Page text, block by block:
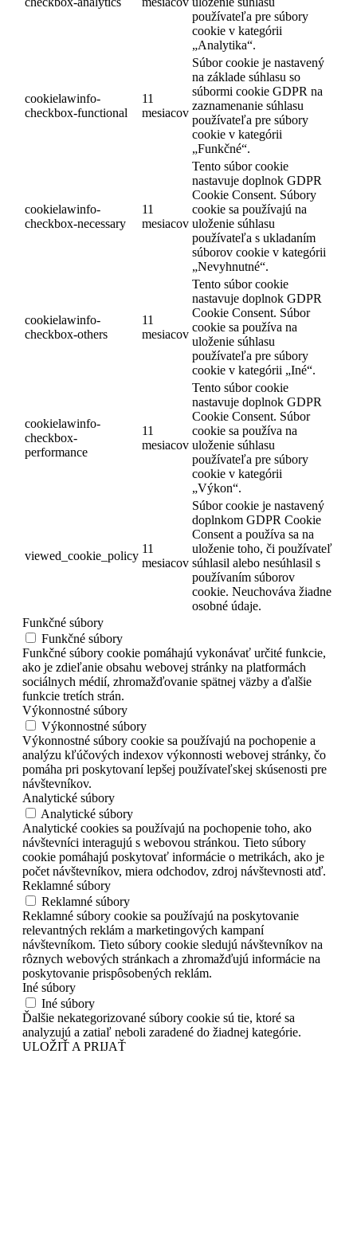
používateľa pre súbory
cookie v kategórii
„Analytika“.
cookielawinfo-
checkbox-functional
11
mesiacov
Súbor cookie je nastavený
na základe súhlasu so
súbormi cookie GDPR na
zaznamenanie súhlasu
používateľa pre súbory
cookie v kategórii
„Funkčné“.
cookielawinfo-
checkbox-necessary
11
mesiacov
Tento súbor cookie
nastavuje doplnok GDPR
Cookie Consent. Súbory
cookie sa používajú na
uloženie súhlasu
používateľa s ukladaním
súborov cookie v kategórii
„Nevyhnutné“.
cookielawinfo-
checkbox-others
11
mesiacov
Tento súbor cookie
nastavuje doplnok GDPR
Cookie Consent. Súbor
cookie sa používa na
uloženie súhlasu
používateľa pre súbory
cookie v kategórii „Iné“.
cookielawinfo-
checkbox-
performance
11
mesiacov
Tento súbor cookie
nastavuje doplnok GDPR
Cookie Consent. Súbor
cookie sa používa na
uloženie súhlasu
používateľa pre súbory
cookie v kategórii
„Výkon“.
viewed_cookie_policy
11
mesiacov
Súbor cookie je nastavený
doplnkom GDPR Cookie
Consent a používa sa na
uloženie toho, či používateľ
súhlasil alebo nesúhlasil s
používaním súborov
cookie. Neuchováva žiadne
osobné údaje.
Funkčné súbory
Funkčné súbory
Funkčné súbory cookie pomáhajú vykonávať určité funkcie,
ako je zdieľanie obsahu webovej stránky na platformách
sociálnych médií, zhromažďovanie spätnej väzby a ďalšie
funkcie tretích strán.
Výkonnostné súbory
Výkonnostné súbory
Výkonnostné súbory cookie sa používajú na pochopenie a
analýzu kľúčových indexov výkonnosti webovej stránky, čo
pomáha pri poskytovaní lepšej používateľskej skúsenosti pre
návštevníkov.
Analytické súbory
Analytické súbory
Analytické cookies sa používajú na pochopenie toho, ako
návštevníci interagujú s webovou stránkou. Tieto súbory
cookie pomáhajú poskytovať informácie o metrikách, ako je
počet návštevníkov, miera odchodov, zdroj návštevnosti atď.
Reklamné súbory
Reklamné súbory
Reklamné súbory cookie sa používajú na poskytovanie
relevantných reklám a marketingových kampaní
návštevníkom. Tieto súbory cookie sledujú návštevníkov na
rôznych webových stránkach a zhromažďujú informácie na
poskytovanie prispôsobených reklám.
Iné súbory
Iné súbory
Ďalšie nekategorizované súbory cookie sú tie, ktoré sa
analyzujú a zatiaľ neboli zaradené do žiadnej kategórie.
ULOŽIŤ A PRIJAŤ